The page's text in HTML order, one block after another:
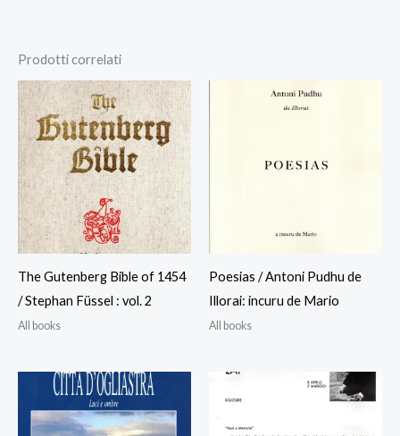
Prodotti correlati
The Gutenberg Bible of 1454
/ Stephan Füssel : vol. 2
All books
Poesias / Antoni Pudhu de
Illorai: incuru de Mario
All books